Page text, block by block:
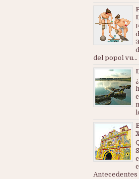
del popol vu...
Antecedentes